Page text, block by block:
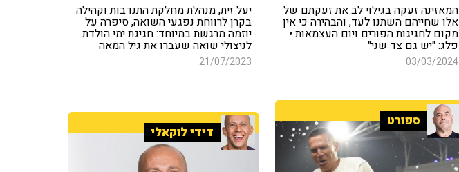
המאזינה זעקה בגילוי לב את זעקתם של
אלו שחייהם השתנו לעד, והבהירה כי אין
מקום לחגיגות הפורים ויום העצמאות •
פלג: "יש גם צד שני"
03/03/2024
יעל זית, מנהלת מחלקת התנדבות וקהילה
בקרן לרווחת נפגעי השואה, סיפרה על
יוזמה מרגשת במיוחד: חגיגת ימי הולדת
לניצולי שואה שעברו את גיל המאה
21/07/2023
ספורט
דידי לוקאלי